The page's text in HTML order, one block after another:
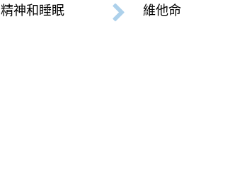
精神和睡眠 維他命